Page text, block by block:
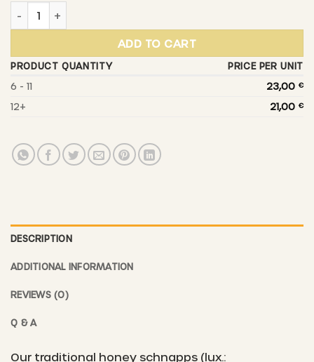
ADD TO CART
PRODUCT QUANTITY
PRICE PER UNIT
6 - 11
23,00 €
12+ 21,00 €
DESCRIPTION
ADDITIONAL INFORMATION
REVIEWS (0)
Q & A
Our traditional honey schnapps (lux.: